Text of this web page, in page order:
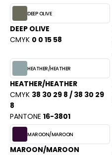
GEN
MORNING STUDIOS
DEEP OLIVE
DEEP OLIVE
CMYK 0 0 15 58
HEATHER/HEATHER
HEATHER/HEATHER
CMYK 38 30 29 8 / 38 30 29
8
PANTONE 16-3801
MAROON/MAROON
MAROON/MAROON